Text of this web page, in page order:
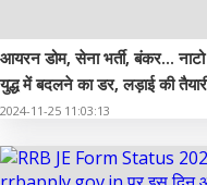
आयरन डोम, सेना भर्ती, बंकर...
युद्ध में बदलने का डर, लड़ाई की
2024-11-25 11:03:13